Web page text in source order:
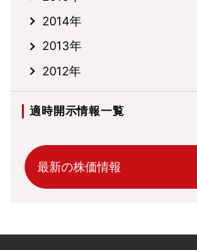
2014年
2013年
2012年
適時開示情報一覧
最新の株価情報